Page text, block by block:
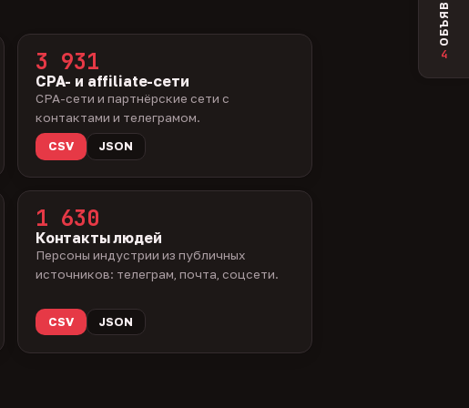
3 931
CPA- и affiliate-сети
CPA-сети и партнёрские сети с
контактами и телеграмом.
CSV
JSON
1 630
Контакты людей
Персоны индустрии из публичных
источников: телеграм, почта, соцсети.
CSV JSON
4